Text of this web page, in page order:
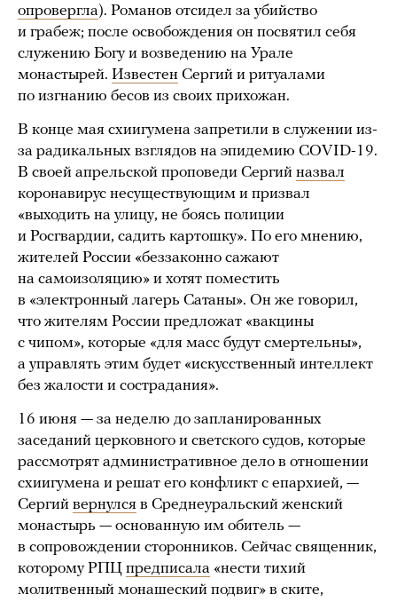
опровергла). Романов отсидел за убийство
и грабеж; после освобождения он посвятил себя
служению Богу и возведению на Урале
монастырей. Известен Сергий и ритуалами
по изгнанию бесов из своих прихожан.
В конце мая схиигумена запретили в служении из-
за радикальных взглядов на эпидемию COVID-19.
В своей апрельской проповеди Сергий назвал
коронавирус несуществующим и призвал
«выходить на улицу, не боясь полиции
и Росгвардии, садить картошку». По его мнению,
жителей России «беззаконно сажают
на самоизоляцию» и хотят поместить
в «электронный лагерь Сатаны». Он же говорил,
что жителям России предложат «вакцины
с чипом», которые «для масс будут смертельны»,
а управлять этим будет «искусственный интеллект
без жалости и сострадания».
16 июня — за неделю до запланированных
заседаний церковного и светского судов, которые
рассмотрят административное дело в отношении
схиигумена и решат его конфликт с епархией, —
Сергий вернулся в Среднеуральский женский
монастырь — основанную им обитель —
в сопровождении сторонников. Сейчас священник,
которому РПЦ предписала «нести тихий
молитвенный монашеский подвиг» в ските,